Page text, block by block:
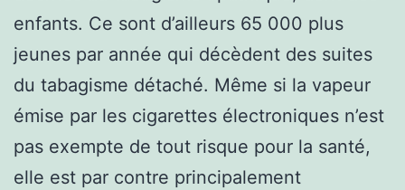
enfants. Ce sont d’ailleurs 65 000 plus
jeunes par année qui décèdent des suites
du tabagisme détaché. Même si la vapeur
émise par les cigarettes électroniques n’est
pas exempte de tout risque pour la santé,
elle est par contre principalement